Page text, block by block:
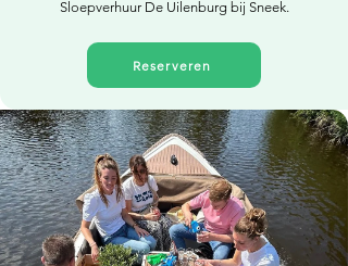
Sloepverhuur De Uilenburg bij Sneek.
Reserveren